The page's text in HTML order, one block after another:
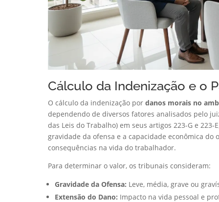
Cálculo da Indenização e o
O cálculo da indenização por danos morais no
dependendo de diversos fatores analisados pelo
das Leis do Trabalho) em seus artigos 223-G e
gravidade da ofensa e a capacidade econômica
consequências na vida do trabalhador.
Para determinar o valor, os tribunais consideram:
Gravidade da Ofensa: Leve, média, grave ou
Extensão do Dano: Impacto na vida pessoal e